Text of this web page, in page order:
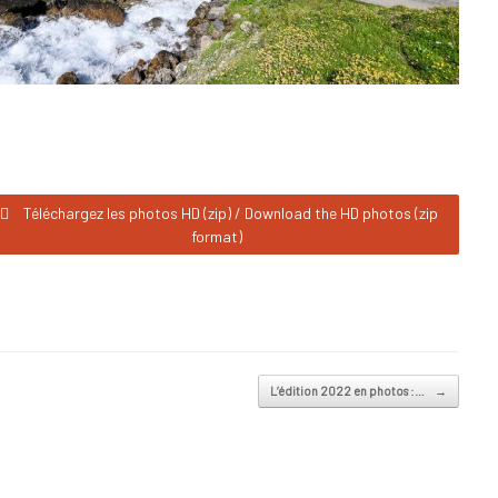
Téléchargez les photos HD (zip) / Download the HD photos (zip
format)
L’édition 2022 en photos :… →